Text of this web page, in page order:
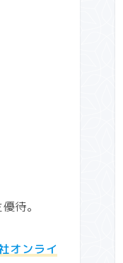
待。
オンライ